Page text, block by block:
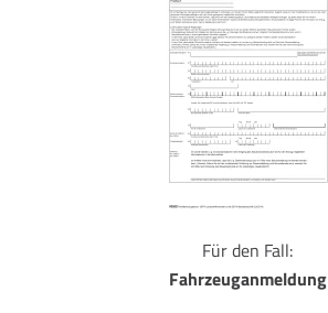
Für den Fall:
Fahrzeuganmeldung